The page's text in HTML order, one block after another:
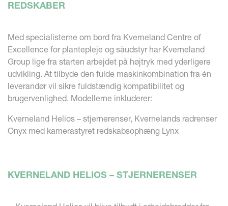
REDSKABER
Med specialisterne om bord fra Kverneland Centre of
Excellence for plantepleje og såudstyr har Kverneland
Group lige fra starten arbejdet på højtryk med yderligere
udvikling. At tilbyde den fulde maskinkombination fra én
leverandør vil sikre fuldstændig kompatibilitet og
brugervenlighed. Modellerne inkluderer:
Kverneland Helios – stjernerenser, Kvernelands radrenser
Onyx med kamerastyret redskabsophæng Lynx
KVERNELAND HELIOS – STJERNERENSER